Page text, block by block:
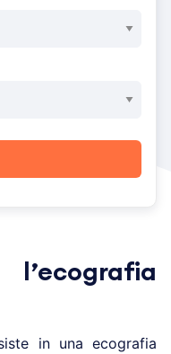
in una ecografia